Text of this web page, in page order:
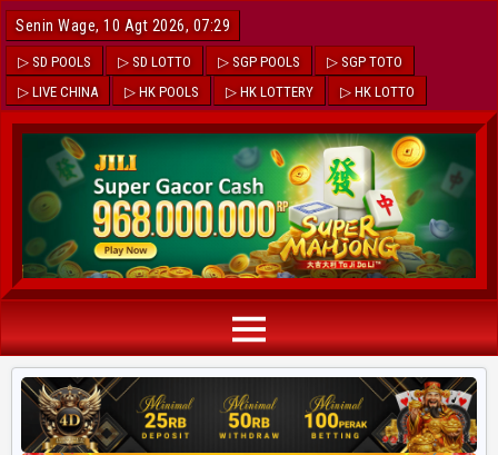
Senin Wage, 10 Agt 2026, 07:29
▷ SD POOLS ▷ SD LOTTO ▷ SGP POOLS
▷ SGP TOTO
▷ LIVE CHINA
▷ HK POOLS ▷ HK LOTTERY ▷ HK LOTTO